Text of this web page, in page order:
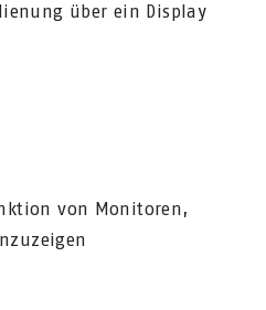
über ein Display
von Monitoren,